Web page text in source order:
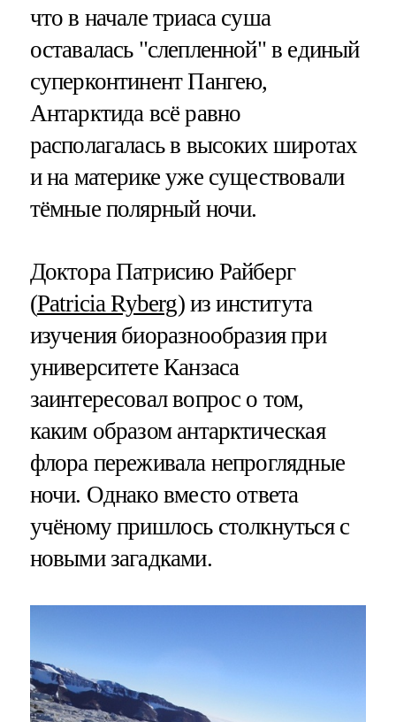
что в начале триаса суша
оставалась "слепленной" в единый
суперконтинент Пангею,
Антарктида всё равно
располагалась в высоких широтах
и на материке уже существовали
тёмные полярный ночи.
Доктора Патрисию Райберг
(Patricia Ryberg) из института
изучения биоразнообразия при
университете Канзаса
заинтересовал вопрос о том,
каким образом антарктическая
флора переживала непроглядные
ночи. Однако вместо ответа
учёному пришлось столкнуться с
новыми загадками.